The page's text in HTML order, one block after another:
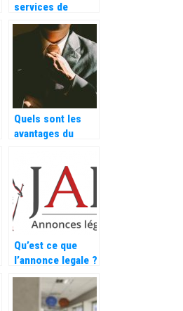
services de
marketing en
ligne les plus
demandés dans
les agences
Quels sont les
avantages du
pour l’entreprise
cliente ?
Qu’est ce que
l’annonce legale ?